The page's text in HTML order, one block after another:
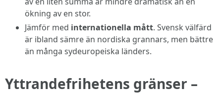
ökning av en stor.
Jämför med internationella mått. Svensk välfärd
är ibland sämre än nordiska grannars, men bättre
än många sydeuropeiska länders.
Yttrandefrihetens gränser –